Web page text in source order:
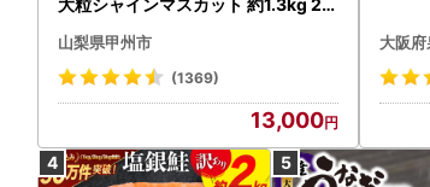
472 FN-Limited-VO シャインマス
カット フルーツ
山梨県甲州市
(1369)
13,000
大阪